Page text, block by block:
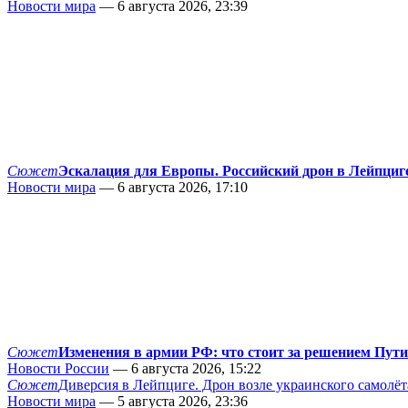
Новости мира — 6 августа 2026, 23:39
СюжетЭскалация для Европы. Российский дрон в
Новости мира — 6 августа 2026, 17:10
СюжетИзменения в армии РФ: что стоит за решением
Новости России — 6 августа 2026, 15:22
СюжетДиверсия в Лейпциге. Дрон возле украинского
Новости мира — 5 августа 2026, 23:36